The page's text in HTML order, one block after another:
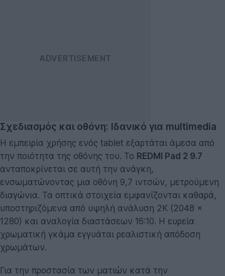
Σχεδιασμός και οθόνη: Ιδανικό για multimedia
Η εμπειρία χρήσης ενός tablet εξαρτάται άμεσα από
την ποιότητα της οθόνης του. Το REDMI Pad 2 9.7
ανταποκρίνεται σε αυτή την ανάγκη,
ενσωματώνοντας μια οθόνη 9,7 ιντσών, μετρούμενη
διαγώνια. Τα οπτικά στοιχεία εμφανίζονται καθαρά,
υποστηριζόμενα από υψηλή ανάλυση 2K (2048 x
1280) και αναλογία διαστάσεων 16:10. Η ευρεία
χρωματική γκάμα εγγυάται ρεαλιστική απόδοση
χρωμάτων.
Για την προστασία των ματιών κατά την